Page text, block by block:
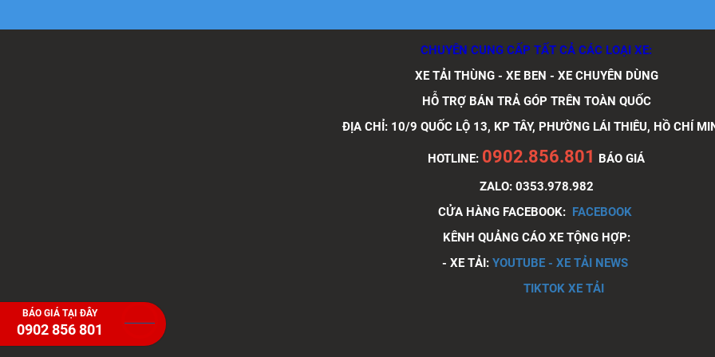
BÁO GIÁ TẠI ĐÂY
0902 856 801
CHUYÊN CUNG CẤP TẤT CẢ CÁC LOẠI XE:
XE TẢI THÙNG - XE BEN - XE CHUYÊN DÙNG
HỖ TRỢ BÁN TRẢ GÓP TRÊN TOÀN QUỐC
ĐỊA CHỈ: 10/9 QUỐC LỘ 13, KP TÂY, PHƯỜNG LÁI THIÊU, HỒ CHÍ
HOTLINE: 0902.856.801
BÁO GIÁ
ZALO: 0353.978.982
CỬA HÀNG FACEBOOK:
FACEBOOK
KÊNH QUẢNG CÁO XE TỘNG HỢP:
- XE TẢI: YOUTUBE - XE TẢI NEWS
TIKTOK XE TẢI